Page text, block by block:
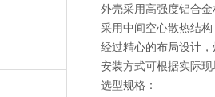
外壳采用高强度铝合
采用中间空心散热结
经过精心的布局设计
安装方式可根据实际
选型规格：